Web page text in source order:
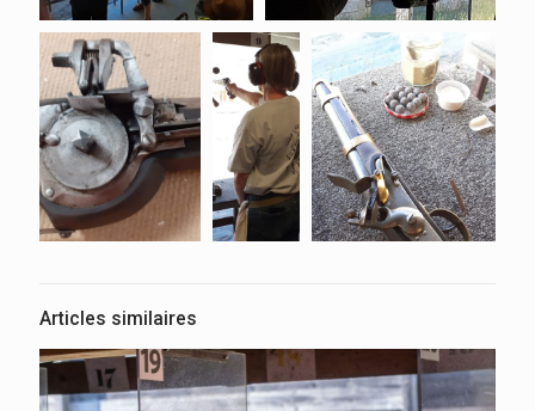
Articles similaires